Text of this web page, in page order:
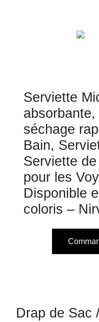
Serviette
séchage
Bain,
Serviette
pour les
Disponible
coloris –
Drap de Sac